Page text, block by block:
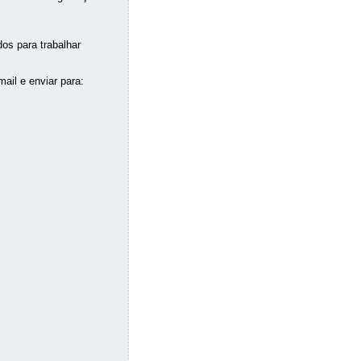
para trabalhar
e enviar para: